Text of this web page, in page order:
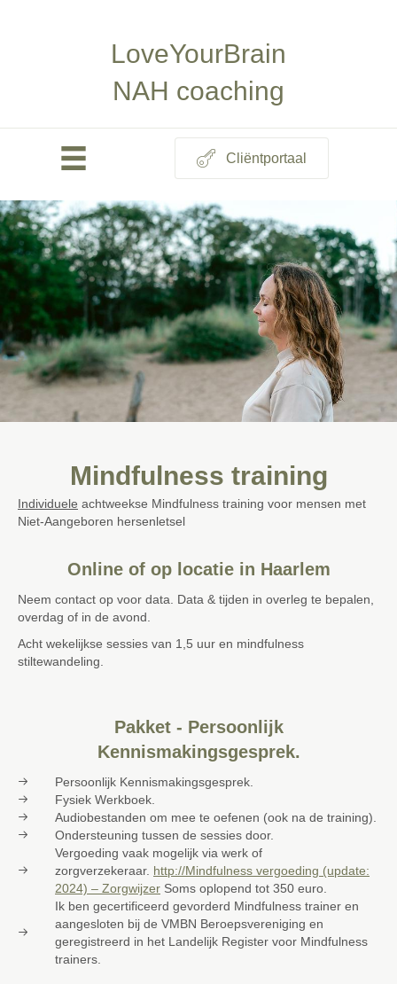
LoveYourBrain
NAH coaching
Cliëntportaal
Mindfulness training
Individuele achtweekse Mindfulness training voor mensen met
Niet-Aangeboren hersenletsel
Online of op locatie in Haarlem
Neem contact op voor data. Data & tijden in overleg te bepalen,
overdag of in de avond.
Acht wekelijkse sessies van 1,5 uur en mindfulness
stiltewandeling.
Pakket - Persoonlijk
Kennismakingsgesprek.
Persoonlijk Kennismakingsgesprek.
Fysiek Werkboek.
Audiobestanden om mee te oefenen (ook na de training).
Ondersteuning tussen de sessies door.
Vergoeding vaak mogelijk via werk of
zorgverzekeraar. http://Mindfulness vergoeding (update:
2024) – Zorgwijzer Soms oplopend tot 350 euro.
Ik ben gecertificeerd gevorderd Mindfulness trainer en
aangesloten bij de VMBN Beroepsvereniging en
geregistreerd in het Landelijk Register voor Mindfulness
trainers.